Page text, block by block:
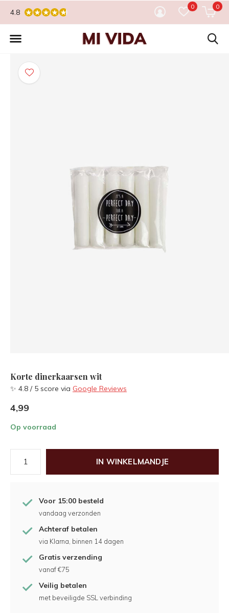
0 0
4.8
Korte dinerkaarsen wit
✨ 4.8 / 5 score via Google Reviews
4,99
Op voorraad
IN WINKELMANDJE
Voor 15:00 besteld
vandaag verzonden
Achteraf betalen
via Klarna, binnen 14 dagen
Gratis verzending
vanaf €75
Veilig betalen
met beveiligde SSL verbinding